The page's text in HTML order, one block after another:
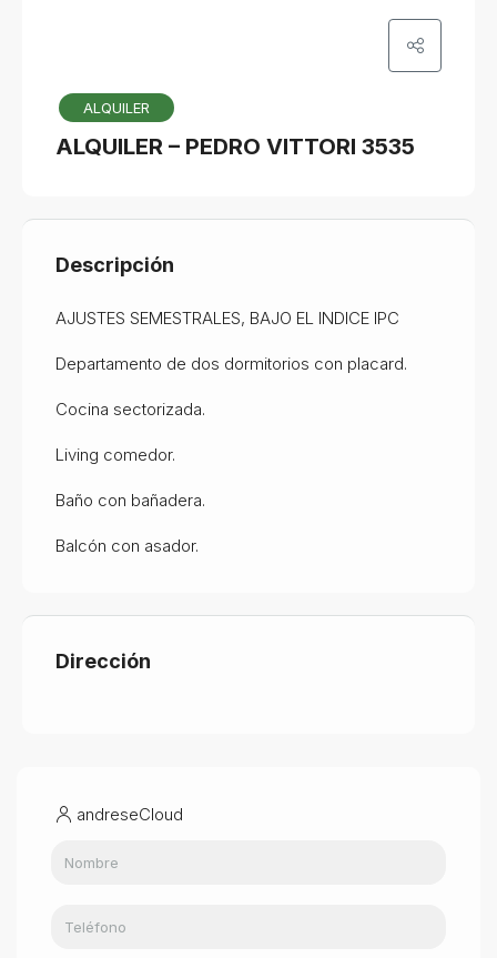
ALQUILER
ALQUILER – PEDRO VITTORI 3535
Descripción
AJUSTES SEMESTRALES, BAJO EL INDICE IPC
Departamento de dos dormitorios con placard.
Cocina sectorizada.
Living comedor.
Baño con bañadera.
Balcón con asador.
Dirección
andreseCloud